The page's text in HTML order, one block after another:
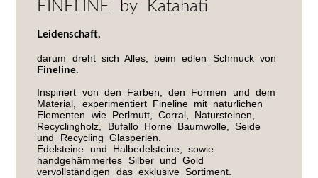
FINELINE by Katahati
Leidenschaft,
darum dreht sich Alles, beim edlen Schmuck von
Fineline
Inspiriert von den Farben, den Formen und dem
Material, experimentiert Fineline mit natürlichen
Elementen wie Perlmutt, Corral, Natursteinen,
Recyclingholz, Bufallo Horne Baumwolle, Seide
und Recycling Glasperlen.
Edelsteine und Halbedelsteine, sowie
handgehämmertes Silber und Gold
vervollständigen das exklusive Sortiment.